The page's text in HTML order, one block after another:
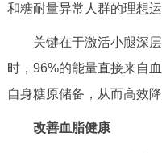
政民互动
12345网上接诉即办
参与调查
和糖耐量异常人群的理想运
关键在于激活小腿深
时，96%的能量直接来自
自身糖原储备，从而高效
改善血脂健康